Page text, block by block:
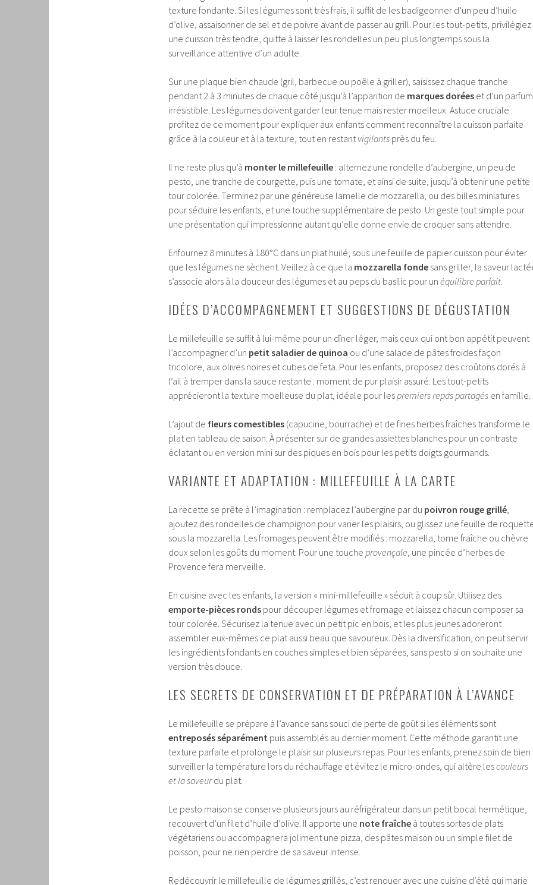
texture fondante. Si les légumes sont très frais, il suffit de les badigeonner d’un peu d’huile
d’olive, assaisonner de sel et de poivre avant de passer au grill. Pour les tout-petits, privilégiez
une cuisson très tendre, quitte à laisser les rondelles un peu plus longtemps sous la
surveillance attentive d’un adulte.
Sur une plaque bien chaude (gril, barbecue ou poêle à griller), saisissez chaque tranche
pendant 2 à 3 minutes de chaque côté jusqu’à l’apparition de marques dorées et d’un parfum
irrésistible. Les légumes doivent garder leur tenue mais rester moelleux. Astuce cruciale :
profitez de ce moment pour expliquer aux enfants comment reconnaître la cuisson parfaite
grâce à la couleur et à la texture, tout en restant vigilants près du feu.
Il ne reste plus qu’à monter le millefeuille : alternez une rondelle d’aubergine, un peu de
pesto, une tranche de courgette, puis une tomate, et ainsi de suite, jusqu’à obtenir une petite
tour colorée. Terminez par une généreuse lamelle de mozzarella, ou des billes miniatures
pour séduire les enfants, et une touche supplémentaire de pesto. Un geste tout simple pour
une présentation qui impressionne autant qu’elle donne envie de croquer sans attendre.
Enfournez 8 minutes à 180°C dans un plat huilé, sous une feuille de papier cuisson pour éviter
que les légumes ne sèchent. Veillez à ce que la mozzarella fonde sans griller, la saveur
s’associe alors à la douceur des légumes et au peps du basilic pour un équilibre parfait
IDÉES D’ACCOMPAGNEMENT ET SUGGESTIONS DE DÉGUSTATION
Le millefeuille se suffit à lui-même pour un dîner léger, mais ceux qui ont bon appétit peuvent
l’accompagner d’un petit saladier de quinoa ou d’une salade de pâtes froides façon
tricolore, aux olives noires et cubes de feta. Pour les enfants, proposez des croûtons dorés à
l’ail à tremper dans la sauce restante : moment de pur plaisir assuré. Les tout-petits
apprécieront la texture moelleuse du plat, idéale pour les premiers repas partagés en famille.
L’ajout de fleurs comestibles (capucine, bourrache) et de fines herbes fraîches transforme le
plat en tableau de saison. À présenter sur de grandes assiettes blanches pour un contraste
éclatant ou en version mini sur des piques en bois pour les petits doigts gourmands.
VARIANTE ET ADAPTATION : MILLEFEUILLE À LA CARTE
La recette se prête à l’imagination : remplacez l’aubergine par du poivron rouge grillé
ajoutez des rondelles de champignon pour varier les plaisirs, ou glissez une feuille de
sous la mozzarella. Les fromages peuvent être modifiés : mozzarella, tome fraîche ou chèvre
doux selon les goûts du moment. Pour une touche provençale , une pincée d’herbes de
Provence fera merveille.
En cuisine avec les enfants, la version « mini-millefeuille » séduit à coup sûr. Utilisez des
emporte-pièces ronds pour découper légumes et fromage et laissez chacun composer sa
tour colorée. Sécurisez la tenue avec un petit pic en bois, et les plus jeunes adoreront
assembler eux-mêmes ce plat aussi beau que savoureux. Dès la diversification, on peut servir
les ingrédients fondants en couches simples et bien séparées, sans pesto si on souhaite une
version très douce.
LES SECRETS DE CONSERVATION ET DE PRÉPARATION À L’AVANCE
Le millefeuille se prépare à l’avance sans souci de perte de goût si les éléments sont
entreposés séparément puis assemblés au dernier moment. Cette méthode garantit une
texture parfaite et prolonge le plaisir sur plusieurs repas. Pour les enfants, prenez soin de bien
surveiller la température lors du réchauffage et évitez le micro-ondes, qui altère lescouleurs
et la saveurdu plat.
Le pesto maison se conserve plusieurs jours au réfrigérateur dans un petit bocal hermétique,
recouvert d’un filet d’huile d’olive. Il apporte une note fraîche à toutes sortes de plats
végétariens ou accompagnera joliment une pizza, des pâtes maison ou un simple filet de
poisson, pour ne rien perdre de sa saveur intense.
Redécouvrir le millefeuille de légumes grillés, c’est renouer avec une cuisine d’été qui marie